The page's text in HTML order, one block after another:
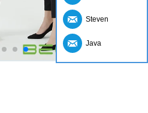
Steven
Java